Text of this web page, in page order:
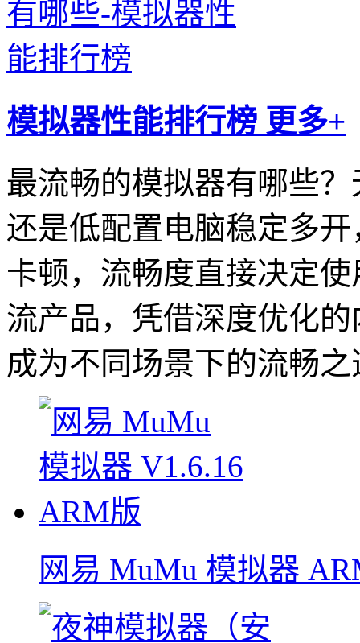
模拟器性能排行榜 更多+
最流畅的模拟器有哪些
还是低配置电脑稳定多
卡顿，流畅度直接决定
流产品，凭借深度优化
成为不同场景下的流畅之
网易 MuMu 模拟器